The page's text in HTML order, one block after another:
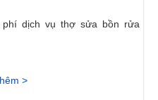
dịch vụ thợ sửa bồn rửa
>